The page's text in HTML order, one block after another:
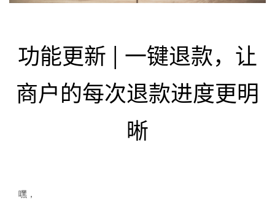
功能更新 | 一键退款，让
商户的每次退款进度更明
晰
嘿，